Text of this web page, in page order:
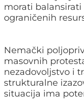
morati
ograničenih
Nemački
masovnih
nezadovoljstvo i
strukturalne
situacija ima